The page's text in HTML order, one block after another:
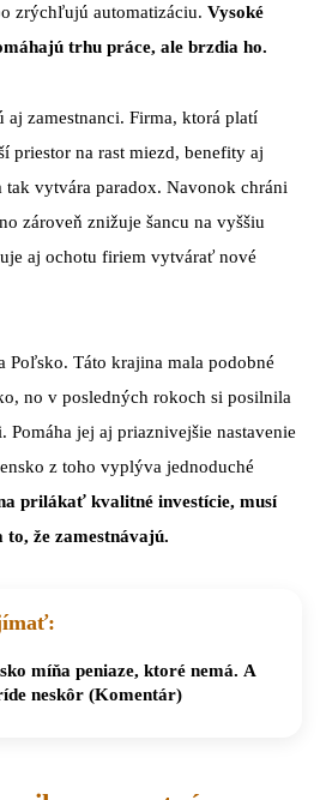
zrýchľujú automatizáciu. Vysoké
trhu práce, ale brzdia ho.
zamestnanci. Firma, ktorá platí
priestor na rast miezd, benefity aj
vytvára paradox. Navonok chráni
zároveň znižuje šancu na vyššiu
aj ochotu firiem vytvárať nové
Poľsko. Táto krajina mala podobné
no v posledných rokoch si posilnila
jej aj priaznivejšie nastavenie
z toho vyplýva jednoduché
prilákať kvalitné investície, musí
že zamestnávajú.
míňa peniaze, ktoré nemá. A
neskôr (Komentár)